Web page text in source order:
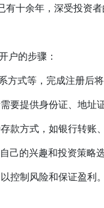
十余年，深受投资者
户的步骤：
式等，完成注册后
提供身份证、地址
方式，如银行转账
己的兴趣和投资策略
控制风险和保证盈利。